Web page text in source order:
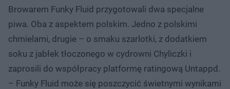
Browarem Funky Fluid przygotowali dwa specjalne
piwa. Oba z aspektem polskim. Jedno z polskimi
chmielami, drugie – o smaku szarlotki, z dodatkiem
soku z jabłek tłoczonego w cydrowni Chyliczki i
zaprosili do współpracy platformę ratingową Untappd.
– Funky Fluid może się poszczycić świetnymi wynikami